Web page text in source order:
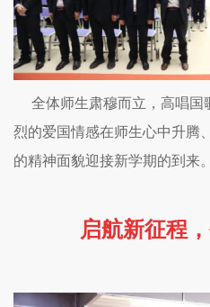
全体师生肃穆而立，高唱国
烈的爱国情感在师生心中升腾
的精神面貌迎接新学期的到来。
启航新征程